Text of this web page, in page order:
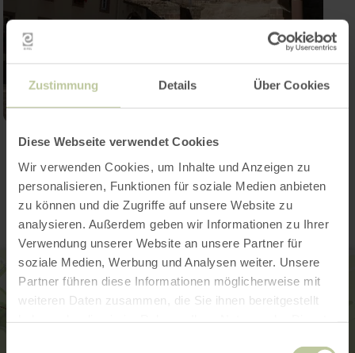
Zustimmung Details Über Cookies
Diese Webseite verwendet Cookies
Wir verwenden Cookies, um Inhalte und Anzeigen zu
personalisieren, Funktionen für soziale Medien anbieten
zu können und die Zugriffe auf unsere Website zu
analysieren. Außerdem geben wir Informationen zu Ihrer
Verwendung unserer Website an unsere Partner für
soziale Medien, Werbung und Analysen weiter. Unsere
Partner führen diese Informationen möglicherweise mit
weiteren Daten zusammen, die Sie ihnen bereitgestellt
Contact